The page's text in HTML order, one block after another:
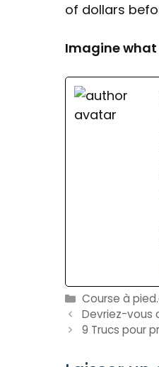
of dollars
Imagine what
Catégories
Course à
Devriez-vous
9 Trucs pour